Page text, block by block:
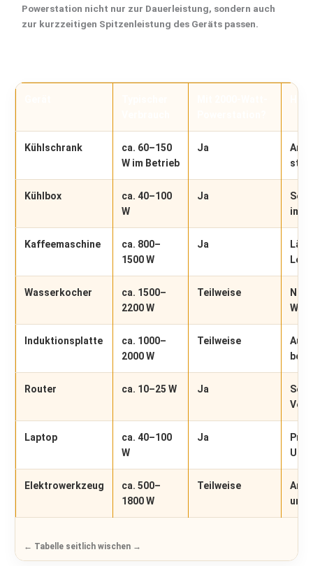
Powerstation nicht nur zur Dauerleistung, sondern auch
zur kurzzeitigen Spitzenleistung des Geräts passen.
Kühlschrank
ca. 60–150
W im Betrieb
Ja
Kühlbox
ca. 40–100
W
Ja
im
Kaffeemaschine
ca. 800–
1500 W
Ja
Wasserkocher
ca. 1500–
2200 W
Teilweise
Nur
Induktionsplatte
ca. 1000–
2000 W
Teilweise
Auf
Router ca. 10–25 W Ja
Laptop
ca. 40–100
W
Ja
Elektrowerkzeug
ca. 500–
1800 W
Teilweise